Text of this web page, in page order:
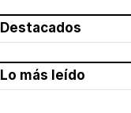
Destacados
Lo más leído